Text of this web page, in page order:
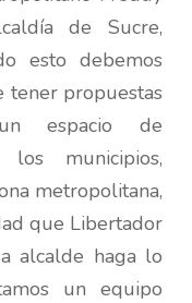
de Sucre,
esto debemos
tener propuestas
espacio de
los municipios,
metropolitana,
que Libertador
alcalde haga lo
un equipo